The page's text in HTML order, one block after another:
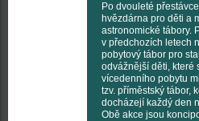
Po dvouleté
hvězdárna pro děti a
astronomické tábory.
v předchozích letech
pobytový tábor pro
odvážnější děti, které
vícedenního pobytu
tzv. příměstský tábor,
docházejí každý den
Obě akce jsou